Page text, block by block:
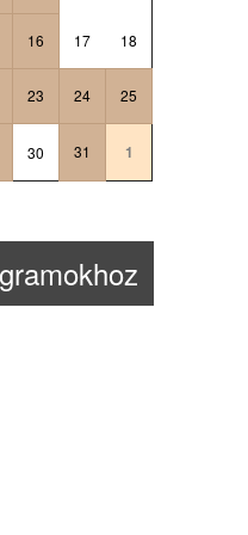
16 17 18
23 24 25
30 31 1